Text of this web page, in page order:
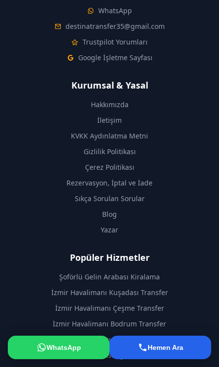
WhatsApp
destinatransfer35@gmail.com
Trustpilot Yorumları
Google İşletme Sayfası
Kurumsal & Yasal
Hakkımızda
İletişim
KVKK Aydınlatma Metni
Gizlilik Politikası
Çerez Politikası
Rezervasyon, İptal ve İade
Sıkça Sorulan Sorular
Blog
Yazar
Popüler Hizmetler
Şoförlü Gelin Arabası Kiralama
İzmir Havalimanı Kuşadası Transfer
İzmir Havalimanı Çeşme Transfer
İzmir Havalimanı Bodrum Transfer
Şehirler Arası VIP Transfer
İzmir Taksi Fiyatları
WhatsApp Hemen Ara